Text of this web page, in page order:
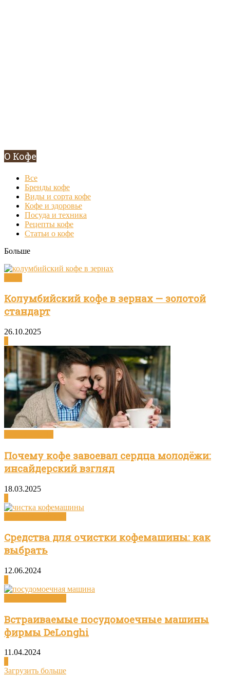
О Кофе
Все
Бренды кофе
Виды и сорта кофе
Кофе и здоровье
Посуда и техника
Рецепты кофе
Статьи о кофе
Больше
Колумбийский кофе в зернах — золотой
стандарт
26.10.2025
Почему кофе завоевал сердца молодёжи:
инсайдерский взгляд
18.03.2025
Средства для очистки кофемашины: как
выбрать
12.06.2024
Встраиваемые посудомоечные машины
фирмы DeLonghi
11.04.2024
Загрузить больше